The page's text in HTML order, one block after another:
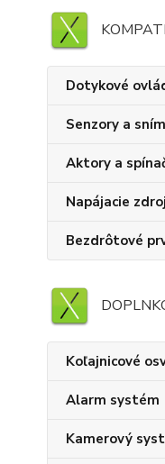
Dotykové
Senzory a
Aktory a
Napájacie
Bezdrôtové
Koľajnicové
Alarm systém
Kamerový